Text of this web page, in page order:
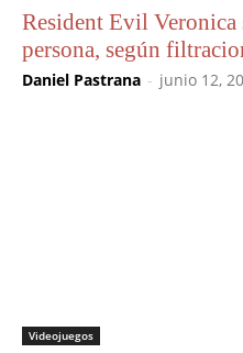
Resident Evil Veronica
persona, según
Daniel Pastrana - junio 12,
Videojuegos